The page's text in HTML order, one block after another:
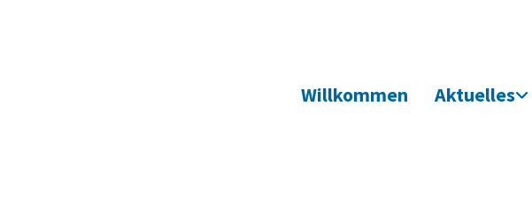
Willkommen Aktuelles